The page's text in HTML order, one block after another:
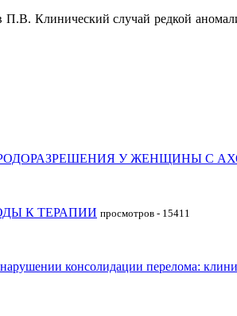
Клинический случай редкой
У ЖЕНЩИНЫ С
К ТЕРАПИИ просмотров - 15411
консолидации перелома: